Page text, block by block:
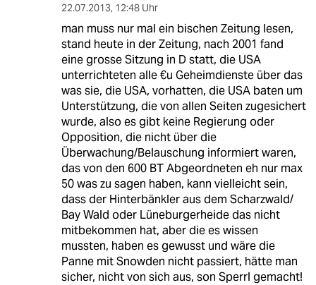
22.07.2013, 12:48 Uhr
man muss nur mal ein bischen Zeitung lesen,
stand heute in der Zeitung, nach 2001 fand
eine grosse Sitzung in D statt, die USA
unterrichteten alle €u Geheimdienste über das
was sie, die USA, vorhatten, die USA baten um
Unterstützung, die von allen Seiten zugesichert
wurde, also es gibt keine Regierung oder
Opposition, die nicht über die
Überwachung/Belauschung informiert waren,
das von den 600 BT Abgeordneten eh nur max
50 was zu sagen haben, kann vielleicht sein,
dass der Hinterbänkler aus dem Scharzwald/
Bay Wald oder Lüneburgerheide das nicht
mitbekommen hat, aber die es wissen
mussten, haben es gewusst und wäre die
Panne mit Snowden nicht passiert, hätte man
sicher, nicht von sich aus, son Sperrl gemacht!